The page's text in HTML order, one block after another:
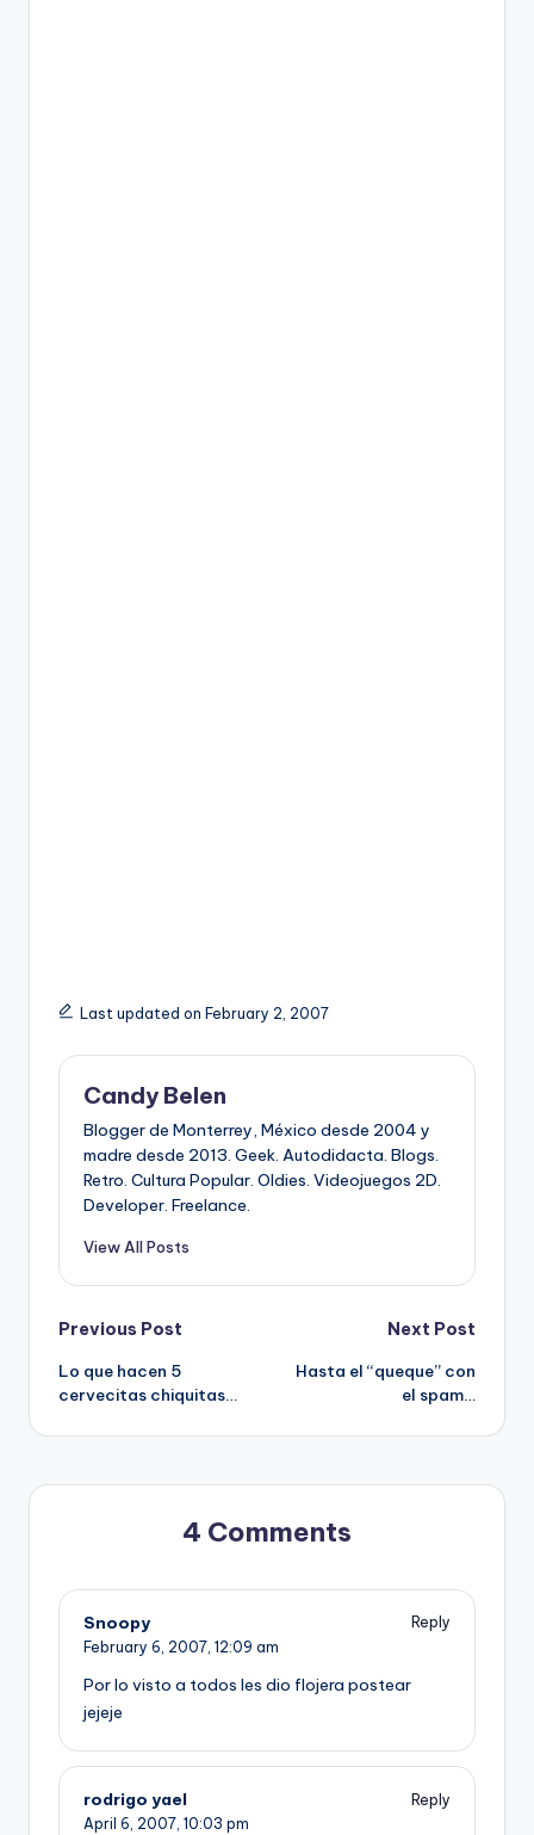
Last updated on February 2, 2007
Candy Belen
Blogger de Monterrey, México desde 2004 y
madre desde 2013. Geek. Autodidacta. Blogs.
Retro. Cultura Popular. Oldies. Videojuegos 2D.
Developer. Freelance.
View All Posts
Post
navigation
Previous Post
Lo que hacen 5
cervecitas chiquitas…
Next Post
Hasta el “queque” con
el spam…
4 Comments
Snoopy
Reply
February 6, 2007, 12:09 am
Por lo visto a todos les dio flojera postear
jejeje
rodrigo yael
Reply
April 6, 2007, 10:03 pm